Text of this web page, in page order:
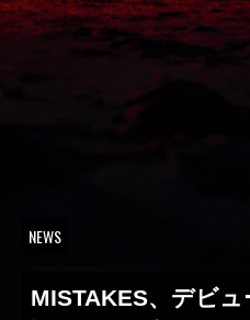
NEWS
MISTAKES、デビュ